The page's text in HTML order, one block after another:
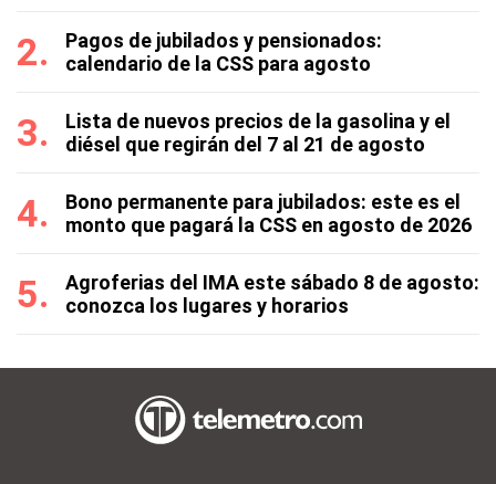
Pagos de jubilados y pensionados:
calendario de la CSS para agosto
Lista de nuevos precios de la gasolina y el
diésel que regirán del 7 al 21 de agosto
Bono permanente para jubilados: este es el
monto que pagará la CSS en agosto de 2026
Agroferias del IMA este sábado 8 de agosto:
conozca los lugares y horarios